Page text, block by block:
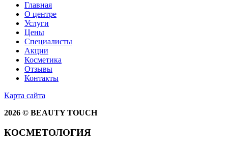
Главная
О центре
Услуги
Цены
Специалисты
Акции
Косметика
Отзывы
Контакты
Карта сайта
2026 © BEAUTY TOUCH
КОСМЕТОЛОГИЯ